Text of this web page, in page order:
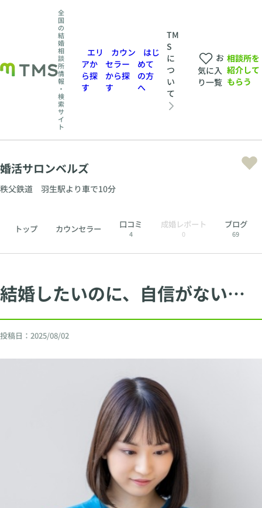
全
国
の
結
婚
相
談
所
情
報
・
検
索
サ
イ
ト
エリ
アか
ら探
す
カウン
セラー
から探
す
はじ
めて
の方
へ
TM
S
に
つ
い
て
お
気に入
り一覧
相談所を
紹介して
もらう
婚活サロンベルズ
秩父鉄道 羽生駅より車で10分
トップ カウンセラー 口コミ
4
成婚レポート
0
ブログ
69
結婚したいのに、自信がない…
投稿日： 2025/08/02